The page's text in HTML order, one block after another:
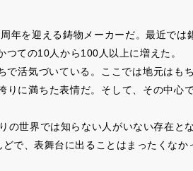
年を迎える鋳物メーカーだ。最近では
ての10人から100人以上に増えた。
活気づいている。ここでは地元はも
に満ちた表情だ。そして、その中心
世界では知らない人がいない存在と
で、表舞台に出ることはまったくなか